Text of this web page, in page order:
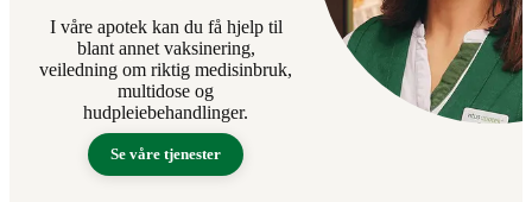
I våre apotek kan du få hjelp til
blant annet vaksinering,
veiledning om riktig medisinbruk,
multidose og
hudpleiebehandlinger.
Se våre tjenester